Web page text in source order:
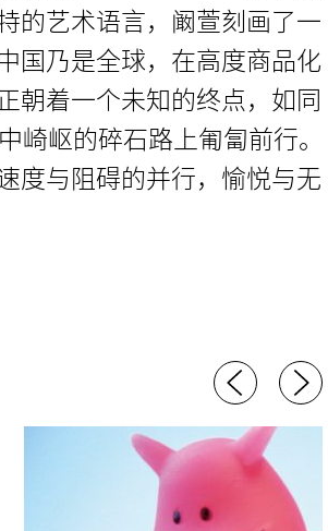
的艺术语言，阚萱刻画了一
国乃是全球，在高度商品化
朝着一个未知的终点，如同
崎岖的碎石路上匍匐前行。
度与阻碍的并行，愉悦与无